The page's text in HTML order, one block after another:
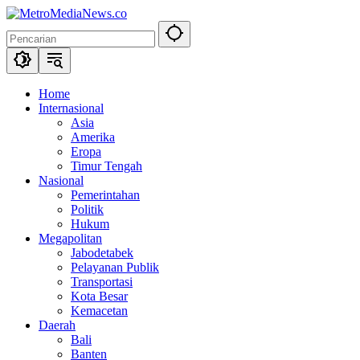
Langsung
konten
Home
Internasional
Asia
Amerika
Eropa
Timur Tengah
Nasional
Pemerintahan
Politik
Hukum
Megapolitan
Jabodetabek
Pelayanan Publik
Transportasi
Kota Besar
Kemacetan
Daerah
Bali
Banten